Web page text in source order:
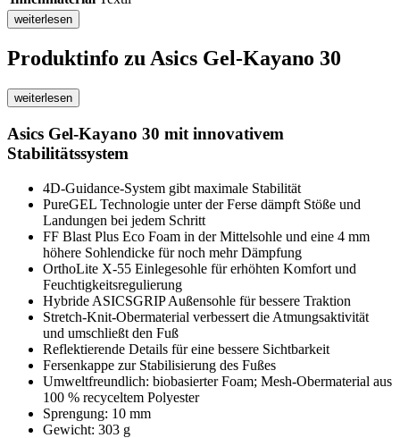
weiterlesen
Produktinfo zu Asics Gel-Kayano 30
weiterlesen
Asics Gel-Kayano 30 mit innovativem
Stabilitätssystem
4D-Guidance-System gibt maximale Stabilität
PureGEL Technologie unter der Ferse dämpft Stöße und
Landungen bei jedem Schritt
FF Blast Plus Eco Foam in der Mittelsohle und eine 4 mm
höhere Sohlendicke für noch mehr Dämpfung
OrthoLite X-55 Einlegesohle für erhöhten Komfort und
Feuchtigkeitsregulierung
Hybride ASICSGRIP Außensohle für bessere Traktion
Stretch-Knit-Obermaterial verbessert die Atmungsaktivität
und umschließt den Fuß
Reflektierende Details für eine bessere Sichtbarkeit
Fersenkappe zur Stabilisierung des Fußes
Umweltfreundlich: biobasierter Foam; Mesh-Obermaterial aus
100 % recyceltem Polyester
Sprengung: 10 mm
Gewicht: 303 g